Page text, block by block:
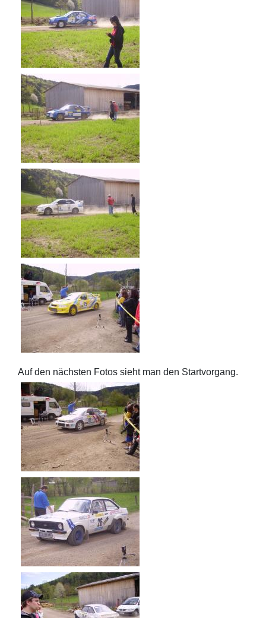
Auf den nächsten Fotos sieht man den Startvorgang.